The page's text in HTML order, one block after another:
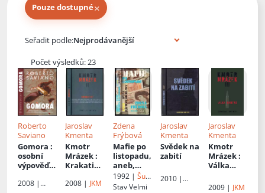
Pouze dostupné×
Seřadit podle:
Počet výsledků: 23
Roberto
Saviano
Gomora :
osobní
výpověď o
ké moci a
2008 |
Jaroslav
Kmenta
Kmotr
Mrázek:
Krakatice
2008 | JKM
Zdena
Frýbová
Mafie po
listopadu,
aneb,
Ryba
páchne
1992 | Šulc
a spol
StavVelmi
Jaroslav
Kmenta
Svědek na
zabití
2010 |
Jaroslav
Kmenta
Kmotr
Mrázek:
Válka
III
2009 | JKM